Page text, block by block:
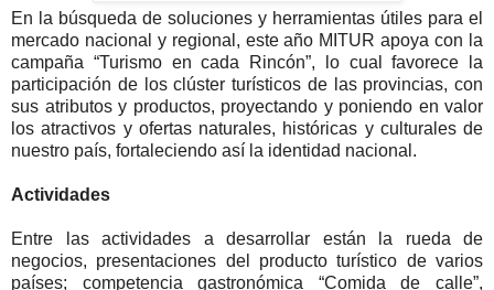
En la búsqueda de soluciones y herramientas útiles para el
mercado nacional y regional, este año MITUR apoya con la
campaña “Turismo en cada Rincón”, lo cual favorece la
participación de los clúster turísticos de las provincias, con
sus atributos y productos, proyectando y poniendo en valor
los atractivos y ofertas naturales, históricas y culturales de
nuestro país, fortaleciendo así la identidad nacional.
Actividades
Entre las actividades a desarrollar están la rueda de
negocios, presentaciones del producto turístico de varios
países; competencia gastronómica “Comida de calle”,